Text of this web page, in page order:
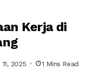
Kerja di
2025 1 Mins Read